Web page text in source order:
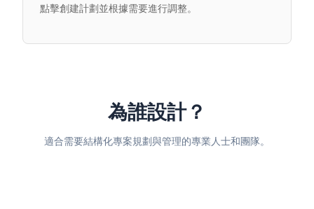
點擊創建計劃並根據需要進行調整。
為誰設計？
適合需要結構化專案規劃與管理的專業人士和團隊。